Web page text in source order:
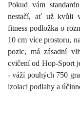
Pokud vám
nestačí, ať už kvůli
fitness podložka o
10 cm více prostoru,
pozic, má zásadní
cvičení od Hop-Sport
- váží pouhých 750
izolaci podlahy a